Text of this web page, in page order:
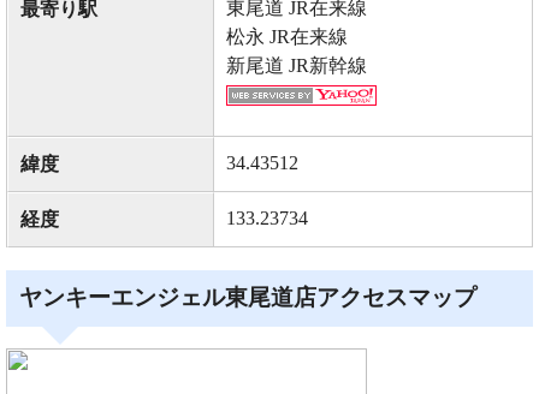
最寄り駅
東尾道 JR在来線
松永 JR在来線
新尾道 JR新幹線
緯度 34.43512
経度 133.23734
ヤンキーエンジェル東尾道店アクセスマップ